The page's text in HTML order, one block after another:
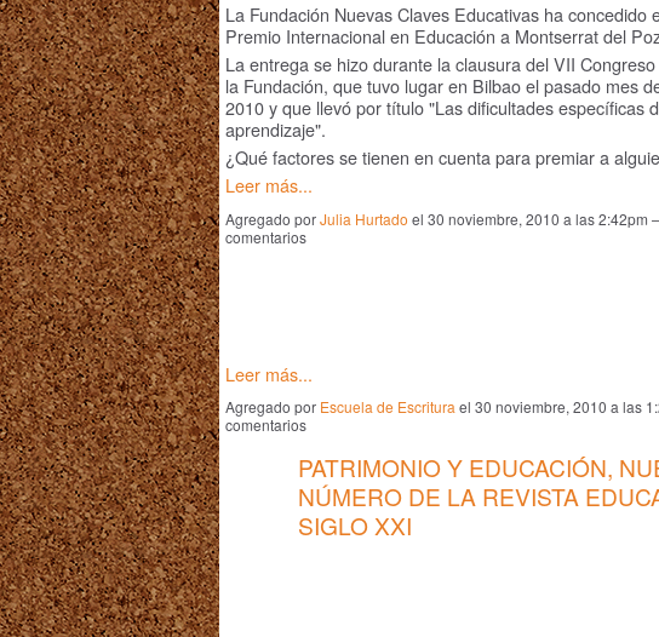
La Fundación Nuevas Claves Educativas ha concedido
Premio Internacional en Educación a Montserrat del
La entrega se hizo durante la clausura del VII
la Fundación, que tuvo lugar en Bilbao el pasado mes
2010 y que llevó por título "Las dificultades específicas
aprendizaje".
¿Qué factores se tienen en cuenta para premiar a
Leer más...
Agregado porJulia Hurtado el 30 noviembre, 2010 a las 2:42pm
comentarios
Leer más...
Agregado por Escuela de Escritura el 30 noviembre, 2010 a las
comentarios
PATRIMONIO Y EDUCACIÓN,
NÚMERO DE LA REVISTA
SIGLO XXI